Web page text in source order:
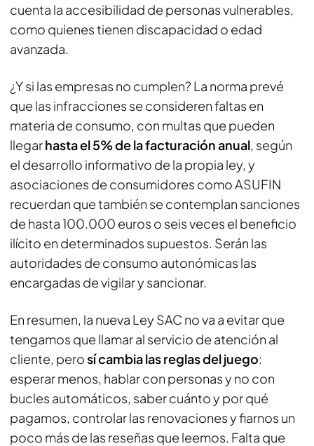
cuenta la accesibilidad de personas vulnerables,
como quienes tienen discapacidad o edad
avanzada.
¿Y si las empresas no cumplen? La norma prevé
que las infracciones se consideren faltas en
materia de consumo, con multas que pueden
llegarhasta el 5% de la facturación anual, según
el desarrollo informativo de la propia ley, y
asociaciones de consumidores como ASUFIN
recuerdan que también se contemplan sanciones
de hasta 100.000 euros o seis veces el beneficio
ilícito en determinados supuestos. Serán las
autoridades de consumo autonómicas las
encargadas de vigilar y sancionar.
En resumen, la nueva Ley SAC no va a evitar que
tengamos que llamar al servicio de atención al
cliente, perosí cambia las reglas del juego:
esperar menos, hablar con personas y no con
bucles automáticos, saber cuánto y por qué
pagamos, controlar las renovaciones y fiarnos un
poco más de las reseñas que leemos. Falta que